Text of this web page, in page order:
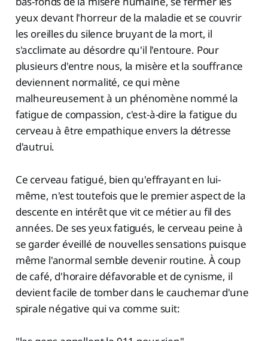
yeux devant l'horreur de la maladie et se couvrir
les oreilles du silence bruyant de la mort, il
s'acclimate au désordre qu'il l'entoure. Pour
plusieurs d'entre nous, la misère et la souffrance
deviennent normalité, ce qui mène
malheureusement à un phénomène nommé la
fatigue de compassion, c'est-à-dire la fatigue du
cerveau à être empathique envers la détresse
d'autrui.
Ce cerveau fatigué, bien qu'effrayant en lui-
même, n'est toutefois que le premier aspect de la
descente en intérêt que vit ce métier au fil des
années. De ses yeux fatigués, le cerveau peine à
se garder éveillé de nouvelles sensations puisque
même l'anormal semble devenir routine. À coup
de café, d'horaire défavorable et de cynisme, il
devient facile de tomber dans le cauchemar d'une
spirale négative qui va comme suit: